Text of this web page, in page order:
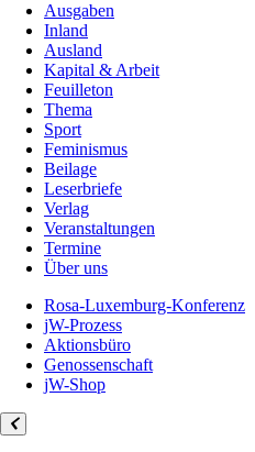
Ausgaben
Inland
Ausland
Kapital & Arbeit
Feuilleton
Thema
Sport
Feminismus
Beilage
Leserbriefe
Verlag
Veranstaltungen
Termine
Über uns
Rosa-Luxemburg-Konferenz
jW-Prozess
Aktionsbüro
Genossenschaft
jW-Shop